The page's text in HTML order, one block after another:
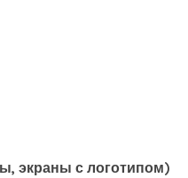
экраны с логотипом)